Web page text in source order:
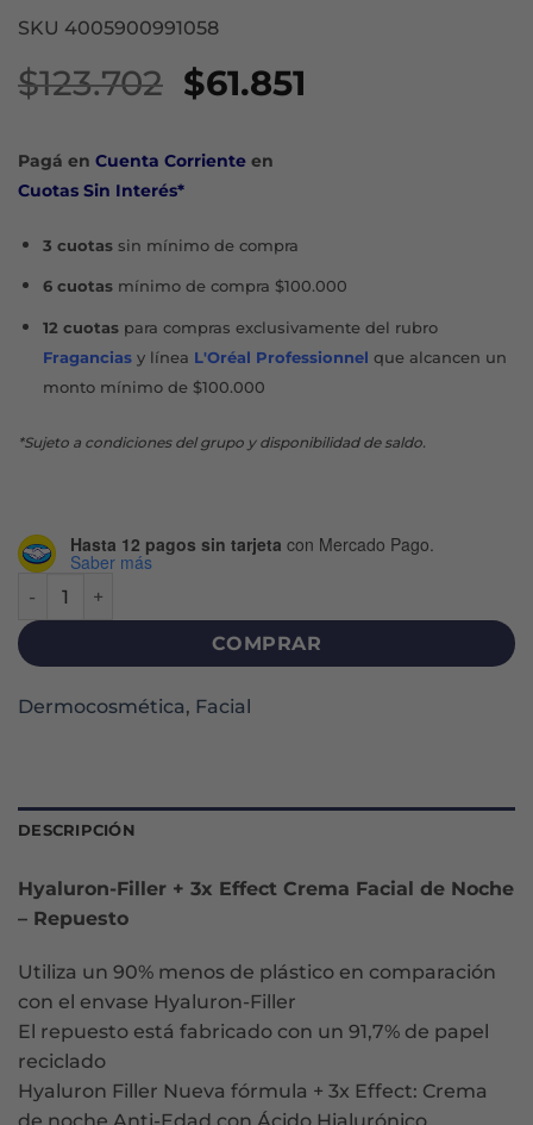
SKU 4005900991058
$123.702 El
original
era:
$61.851
Pagá en Cuenta Corriente en
Cuotas Sin Interés*
3 cuotassin mínimo de compra
6 cuotasmínimo de compra $100.000
12 cuotaspara compras exclusivamente del rubro
Fraganciasy línea L'Oréal Professionnel que alcancen un
monto mínimo de $100.000
*Sujeto a condiciones del grupo y disponibilidad de saldo.
Hasta 12 pagos sin tarjeta con Mercado Pago.
Saber más
COMPRAR
Dermocosmética, Facial
DESCRIPCIÓN
Hyaluron-Filler + 3x Effect Crema Facial de Noche
– Repuesto
Utiliza un 90% menos de plástico en comparación
con el envase Hyaluron-Filler
El repuesto está fabricado con un 91,7% de papel
reciclado
Hyaluron Filler Nueva fórmula + 3x Effect: Crema